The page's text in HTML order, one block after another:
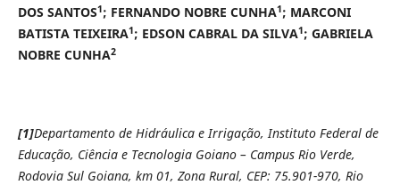
DOS SANTOS1; FERNANDO NOBRE CUNHA1; MARCONI
BATISTA TEIXEIRA1; EDSON CABRAL DA SILVA1; GABRIELA
NOBRE CUNHA2
[1]Departamento de Hidráulica e Irrigação, Instituto Federal de
Educação, Ciência e Tecnologia Goiano – Campus Rio Verde,
Rodovia Sul Goiana, km 01, Zona Rural, CEP: 75.901-970, Rio